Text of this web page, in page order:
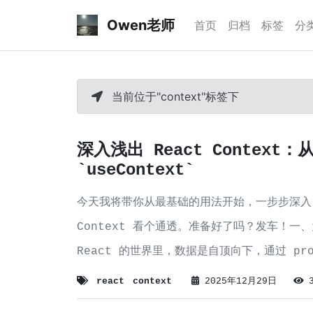
Owen老师 首页 归档 标签 分
当前位于"context"标签下
深入浅出 React Context：从
`useContext`
今天我将带你从最基础的用法开始，一步步
Context 看个通透。准备好了吗？发车！
React 的世界里，数据是自顶向下，通过
数据缓缓
react context 2025年12月29日